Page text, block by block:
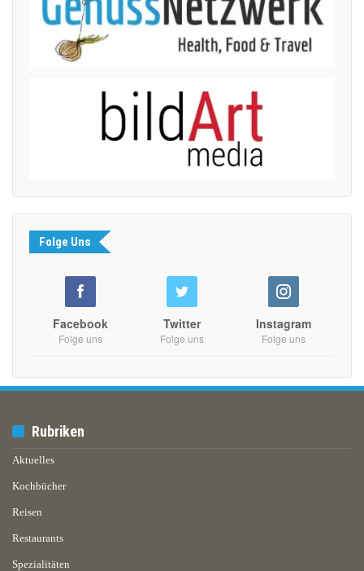
Folge Uns
Facebook
Folge uns
Twitter
Folge uns
Instagram
Folge uns
Rubriken
Aktuelles
Kochbücher
Reisen
Restaurants
Spezialitäten